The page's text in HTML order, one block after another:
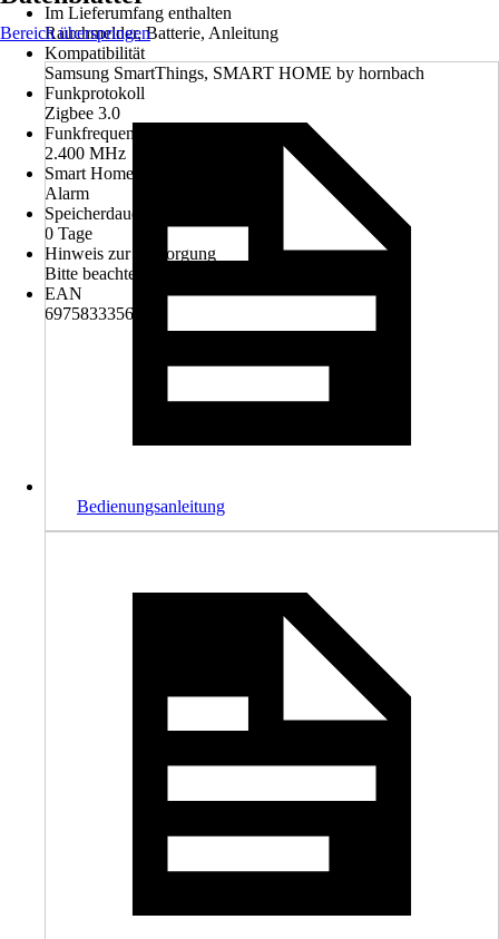
Im Lieferumfang enthalten
Rauchmelder, Batterie, Anleitung
Kompatibilität
Samsung SmartThings, SMART HOME by hornbach
Funkprotokoll
Zigbee 3.0
Funkfrequenz
2.400 MHz
Smart Home Bereich
Alarm
Speicherdauer
0 Tage
Hinweis zur Entsorgung
Bitte beachte die Hinweise zur Entsorgung
EAN
6975833356898
Bereich überspringen
Bedienungsanleitung